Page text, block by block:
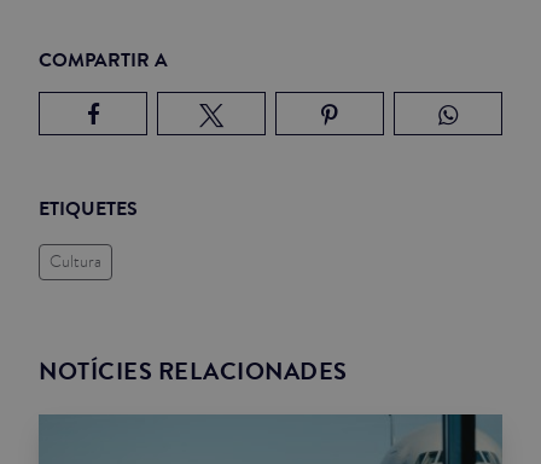
COMPARTIR A
ETIQUETES
Cultura
NOTÍCIES RELACIONADES